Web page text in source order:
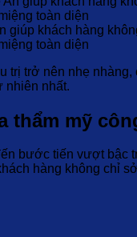
giúp khách hàng
toàn diện
trị trở nên nhẹ
nhiên nhất.
mỹ
bước tiến vượt
hàng không chỉ